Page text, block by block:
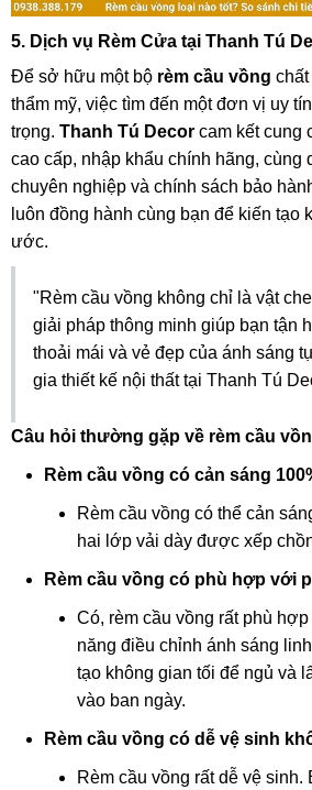
5. Dịch vụ Rèm Cửa tại Thanh Tú
Để sở hữu một bộ rèm cầu vồng
thẩm mỹ, việc tìm đến một đơn vị uy
trọng. Thanh Tú Decor cam kết cung
cao cấp, nhập khẩu chính hãng, cùng
chuyên nghiệp và chính sách bảo
luôn đồng hành cùng bạn để kiến tạo
ước.
"Rèm cầu vồng không chỉ là vật
giải pháp thông minh giúp bạn tận
thoải mái và vẻ đẹp của ánh sáng
gia thiết kế nội thất tại Thanh Tú
Câu hỏi thường gặp về rèm cầu
Rèm cầu vồng có cản sáng
Rèm cầu vồng có thể cản
hai lớp vải dày được xếp
Rèm cầu vồng có phù hợp với
Có, rèm cầu vồng rất phù
năng điều chỉnh ánh sáng
tạo không gian tối để ngủ và
vào ban ngày.
Rèm cầu vồng có dễ vệ sinh
Rèm cầu vồng rất dễ vệ sinh.